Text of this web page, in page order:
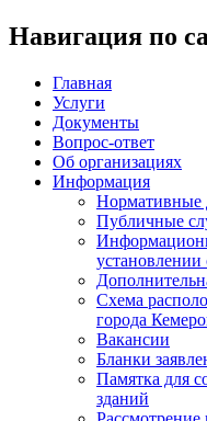
Навигация по
Главная
Услуги
Документы
Вопрос-ответ
Об организациях
Информация
Нормативные
Публичные
установлении
Схема
города
Вакансии
Бланки
Памятка для
зданий